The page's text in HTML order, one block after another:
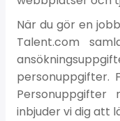
När du gör en
Talent.com
personuppgifter.
inbjuder vi dig att